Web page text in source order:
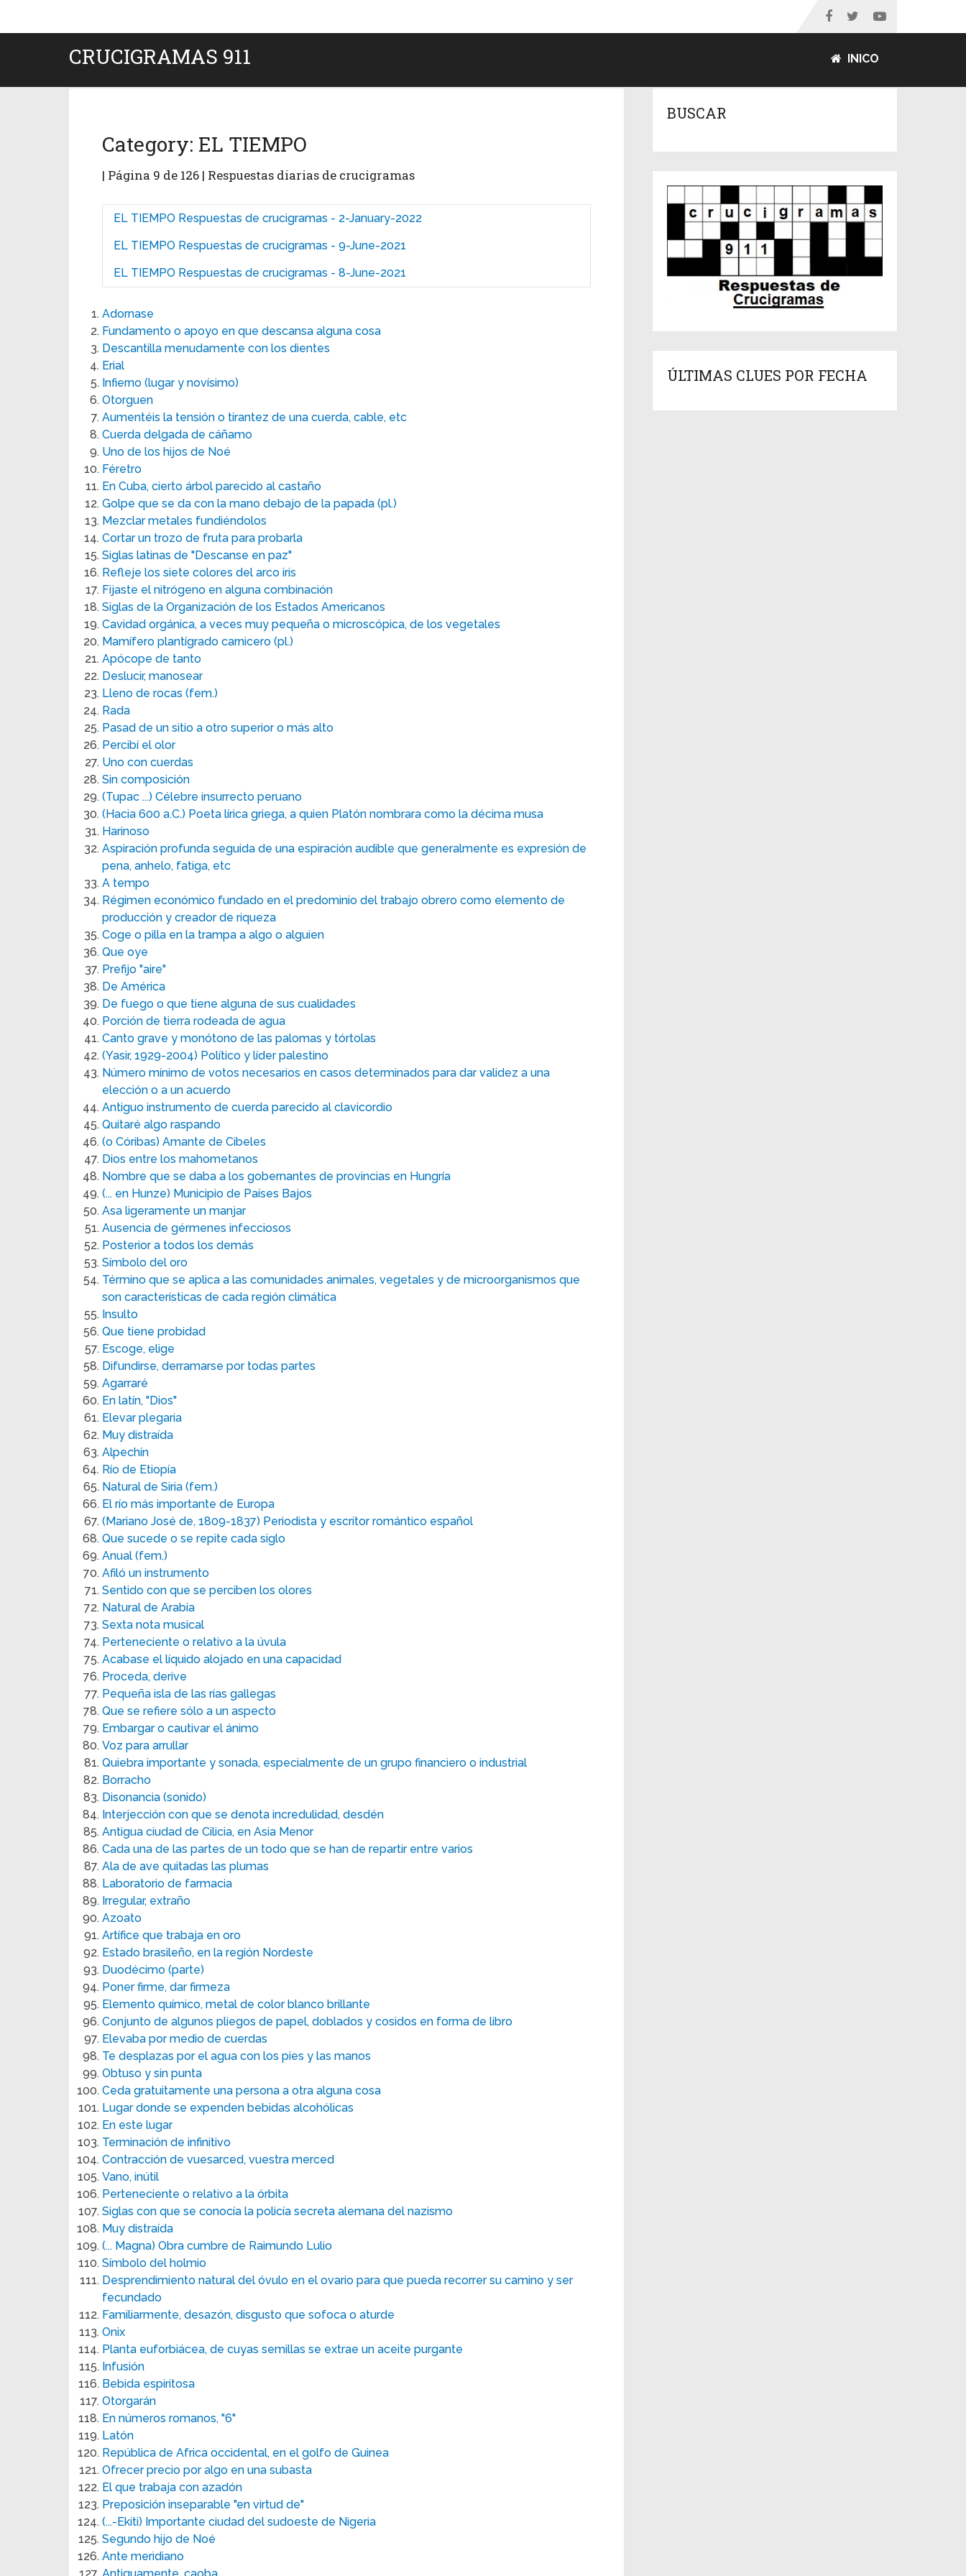
CRUCIGRAMAS 911 INICO
Category: EL TIEMPO
| Página 9 de 126 | Respuestas diarias de crucigramas
EL TIEMPO Respuestas de crucigramas - 2-January-2022
EL TIEMPO Respuestas de crucigramas - 9-June-2021
EL TIEMPO Respuestas de crucigramas - 8-June-2021
Adornase
Fundamento o apoyo en que descansa alguna cosa
Descantilla menudamente con los dientes
Erial
Infierno (lugar y novísimo)
Otorguen
Aumentéis la tensión o tirantez de una cuerda, cable, etc
Cuerda delgada de cáñamo
Uno de los hijos de Noé
Féretro
En Cuba, cierto árbol parecido al castaño
Golpe que se da con la mano debajo de la papada (pl.)
Mezclar metales fundiéndolos
Cortar un trozo de fruta para probarla
Siglas latinas de "Descanse en paz"
Refleje los siete colores del arco iris
Fijaste el nitrógeno en alguna combinación
Siglas de la Organización de los Estados Americanos
Cavidad orgánica, a veces muy pequeña o microscópica, de los vegetales
Mamífero plantígrado carnicero (pl.)
Apócope de tanto
Deslucir, manosear
Lleno de rocas (fem.)
Rada
Pasad de un sitio a otro superior o más alto
Percibí el olor
Uno con cuerdas
Sin composición
(Tupac ...) Célebre insurrecto peruano
(Hacia 600 a.C.) Poeta lírica griega, a quien Platón nombrara como la décima musa
Harinoso
Aspiración profunda seguida de una espiración audible que generalmente es expresión de
pena, anhelo, fatiga, etc
A tempo
Régimen económico fundado en el predominio del trabajo obrero como elemento de
producción y creador de riqueza
Coge o pilla en la trampa a algo o alguien
Que oye
Prefijo "aire"
De América
De fuego o que tiene alguna de sus cualidades
Porción de tierra rodeada de agua
Canto grave y monótono de las palomas y tórtolas
(Yasir, 1929-2004) Político y líder palestino
Número mínimo de votos necesarios en casos determinados para dar validez a una
elección o a un acuerdo
Antiguo instrumento de cuerda parecido al clavicordio
Quitaré algo raspando
(o Córibas) Amante de Cibeles
Dios entre los mahometanos
Nombre que se daba a los gobernantes de provincias en Hungría
(... en Hunze) Municipio de Países Bajos
Asa ligeramente un manjar
Ausencia de gérmenes infecciosos
Posterior a todos los demás
Símbolo del oro
Término que se aplica a las comunidades animales, vegetales y de microorganismos que
son características de cada región climática
Insulto
Que tiene probidad
Escoge, elige
Difundirse, derramarse por todas partes
Agarraré
En latín, "Dios"
Elevar plegaria
Muy distraída
Alpechín
Río de Etiopía
Natural de Siria (fem.)
El río más importante de Europa
(Mariano José de, 1809-1837) Periodista y escritor romántico español
Que sucede o se repite cada siglo
Anual (fem.)
Afiló un instrumento
Sentido con que se perciben los olores
Natural de Arabia
Sexta nota musical
Perteneciente o relativo a la úvula
Acabase el líquido alojado en una capacidad
Proceda, derive
Pequeña isla de las rías gallegas
Que se refiere sólo a un aspecto
Embargar o cautivar el ánimo
Voz para arrullar
Quiebra importante y sonada, especialmente de un grupo financiero o industrial
Borracho
Disonancia (sonido)
Interjección con que se denota incredulidad, desdén
Antigua ciudad de Cilicia, en Asia Menor
Cada una de las partes de un todo que se han de repartir entre varios
Ala de ave quitadas las plumas
Laboratorio de farmacia
Irregular, extraño
Azoato
Artífice que trabaja en oro
Estado brasileño, en la región Nordeste
Duodécimo (parte)
Poner firme, dar firmeza
Elemento químico, metal de color blanco brillante
Conjunto de algunos pliegos de papel, doblados y cosidos en forma de libro
Elevaba por medio de cuerdas
Te desplazas por el agua con los pies y las manos
Obtuso y sin punta
Ceda gratuitamente una persona a otra alguna cosa
Lugar donde se expenden bebidas alcohólicas
En este lugar
Terminación de infinitivo
Contracción de vuesarced, vuestra merced
Vano, inútil
Perteneciente o relativo a la órbita
Siglas con que se conocía la policía secreta alemana del nazismo
Muy distraída
(... Magna) Obra cumbre de Raimundo Lulio
Símbolo del holmio
Desprendimiento natural del óvulo en el ovario para que pueda recorrer su camino y ser
fecundado
Familiarmente, desazón, disgusto que sofoca o aturde
Onix
Planta euforbiácea, de cuyas semillas se extrae un aceite purgante
Infusión
Bebida espiritosa
Otorgarán
En números romanos, "6"
Latón
República de Africa occidental, en el golfo de Guinea
Ofrecer precio por algo en una subasta
El que trabaja con azadón
Preposición inseparable "en virtud de"
(...-Ekiti) Importante ciudad del sudoeste de Nigeria
Segundo hijo de Noé
Ante meridiano
BUSCAR
ÚLTIMAS CLUES POR FECHA